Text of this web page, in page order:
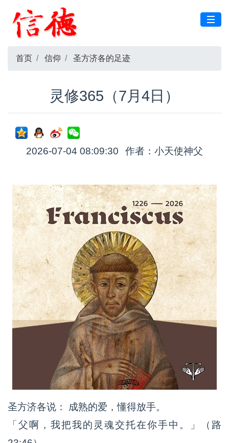
首页 信仰 圣方济各的足迹
灵修365（7月4日）
2026-07-04 08:09:30 作者：小天使神父
圣方济各说： 成熟的爱，懂得放手。
「父啊，我把我的灵魂交托在你手中。」（路